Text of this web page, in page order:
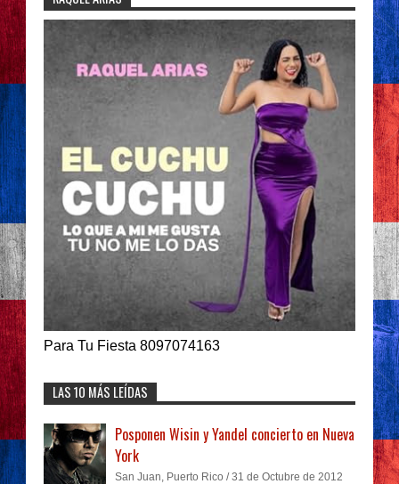
Para Tu Fiesta 8097074163
LAS 10 MÁS LEÍDAS
Posponen Wisin y Yandel concierto en Nueva
York
San Juan, Puerto Rico / 31 de Octubre de 2012